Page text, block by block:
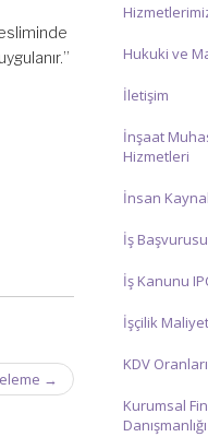
→
Hukuki ve
İletişim
İnşaat
Hizmetleri
İnsan
İş Başvurusu
İş Kanunu
İşçilik
KDV
Kurumsal
Danışmanlığı